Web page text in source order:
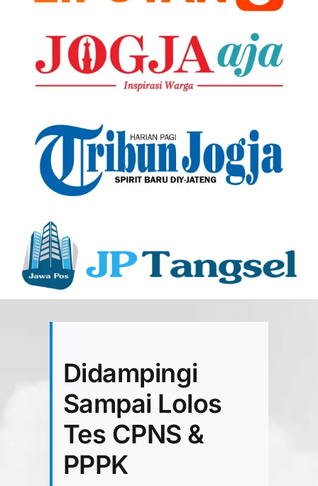
Didampingi
Sampai Lolos
Tes CPNS &
PPPK